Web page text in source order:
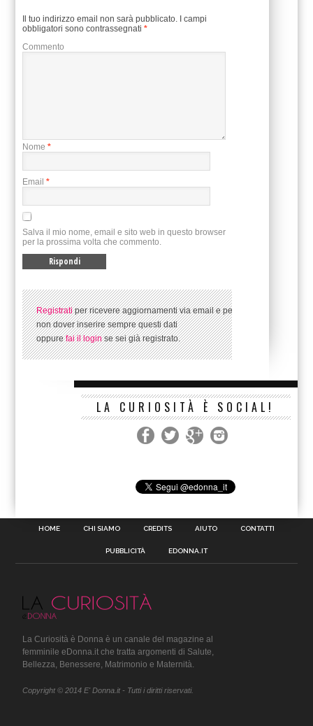
Il tuo indirizzo email non sarà pubblicato. I campi
obbligatori sono contrassegnati*
Commento
Nome *
Email *
Salva il mio nome, email e sito web in questo browser
per la prossima volta che commento.
Registratiper ricevere aggiornamenti via email e per
non dover inserire sempre questi dati
oppurefai il loginse sei già registrato.
LA CURIOSITÀ È SOCIAL!
HOME CHI SIAMO CREDITS AIUTO CONTATTI
PUBBLICITÀ EDONNA.IT
La Curiosità è Donna è un canale del magazine al
femminile eDonna.it che tratta argomenti di Salute,
Bellezza, Benessere, Matrimonio e Maternità.
Copyright © 2014 E' Donna.it - Tutti i diritti riservati.